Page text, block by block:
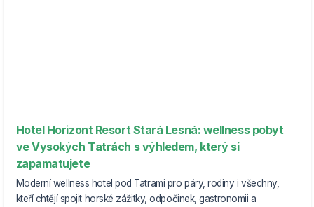
Hotel Horizont Resort Stará Lesná: wellness pobyt
ve Vysokých Tatrách s výhledem, který si
zapamatujete
Moderní wellness hotel pod Tatrami pro páry, rodiny i všechny,
kteří chtějí spojit horské zážitky, odpočinek, gastronomii a